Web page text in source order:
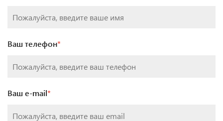
Ваш телефон*
Ваш e-mail*